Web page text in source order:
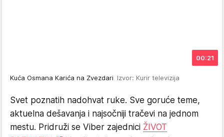
00:21
Kuća Osmana Karića na Zvezdari Izvor: Kurir televizija
Svet poznatih nadohvat ruke. Sve goruće teme,
aktuelna dešavanja i najsočniji tračevi na jednom
mestu. Pridruži se Viber zajednici ŽIVOT